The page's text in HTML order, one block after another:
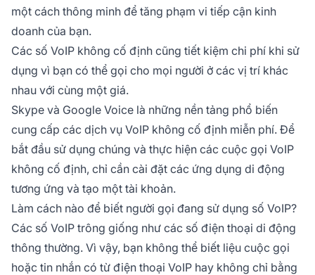
một cách thông minh để tăng phạm vi tiếp cận kinh
doanh của bạn.
Các số VoIP không cố định cũng tiết kiệm chi phí khi sử
dụng vì bạn có thể gọi cho mọi người ở các vị trí khác
nhau với cùng một giá.
Skype và Google Voice là những nền tảng phổ biến
cung cấp các dịch vụ VoIP không cố định miễn phí. Để
bắt đầu sử dụng chúng và thực hiện các cuộc gọi VoIP
không cố định, chỉ cần cài đặt các ứng dụng di động
tương ứng và tạo một tài khoản.
Làm cách nào để biết người gọi đang sử dụng số VoIP?
Các số VoIP trông giống như các số điện thoại di động
thông thường. Vì vậy, bạn không thể biết liệu cuộc gọi
hoặc tin nhắn có từ điện thoại VoIP hay không chỉ bằng